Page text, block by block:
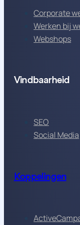
Corporate
Werken bij
Webshops
Vindbaarheid
SEO
Social Media
Koppelingen